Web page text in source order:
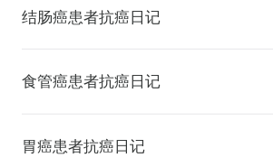
结肠癌患者抗癌日记
⻝管癌患者抗癌日记
胃癌患者抗癌日记